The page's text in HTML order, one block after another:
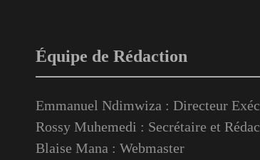
Équipe de Rédaction
Emmanuel Ndimwiza : Directeur
Rossy Muhemedi : Secrétaire et
Blaise Mana : Webmaster